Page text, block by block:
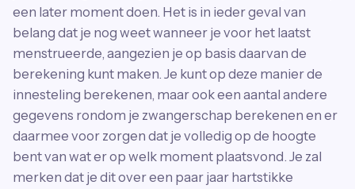
een later moment doen. Het is in ieder geval van
belang dat je nog weet wanneer je voor het laatst
menstrueerde, aangezien je op basis daarvan de
berekening kunt maken. Je kunt op deze manier de
innesteling berekenen, maar ook een aantal andere
gegevens rondom je zwangerschap berekenen en er
daarmee voor zorgen dat je volledig op de hoogte
bent van wat er op welk moment plaatsvond. Je zal
merken dat je dit over een paar jaar hartstikke